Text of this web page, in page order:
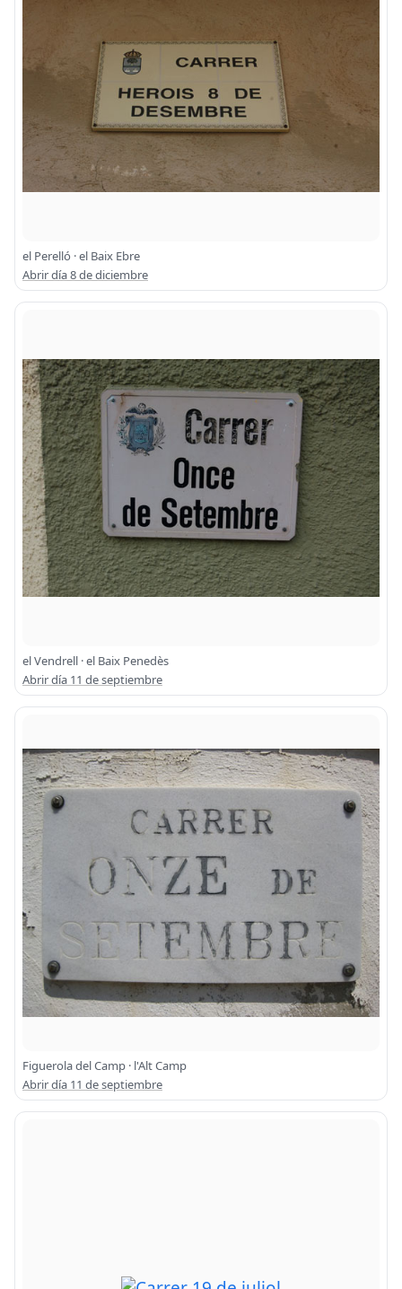
el Perelló · el Baix Ebre
Abrir día 8 de diciembre
el Vendrell · el Baix Penedès
Abrir día 11 de septiembre
Figuerola del Camp · l'Alt Camp
Abrir día 11 de septiembre